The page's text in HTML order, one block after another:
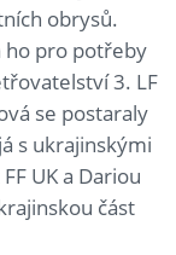
obrysů.
ho pro potřeby
3. LF
se postaraly
s ukrajinskými
UK a Dariou
část